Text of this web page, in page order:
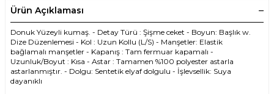
Ürün Açıklaması
Donuk Yüzeyli kumaş. - Detay Türü : Şişme ceket - Boyun: Başlık w.
Dize Düzenlemesi - Kol : Uzun Kollu (L/S) - Manşetler: Elastik
bağlamalı manşetler - Kapanış : Tam fermuar kapamalı -
Uzunluk/Boyut : Kısa - Astar : Tamamen %100 polyester astarla
astarlanmıştır. - Dolgu: Sentetik elyaf dolgulu - İşlevsellik: Suya
dayanıklı